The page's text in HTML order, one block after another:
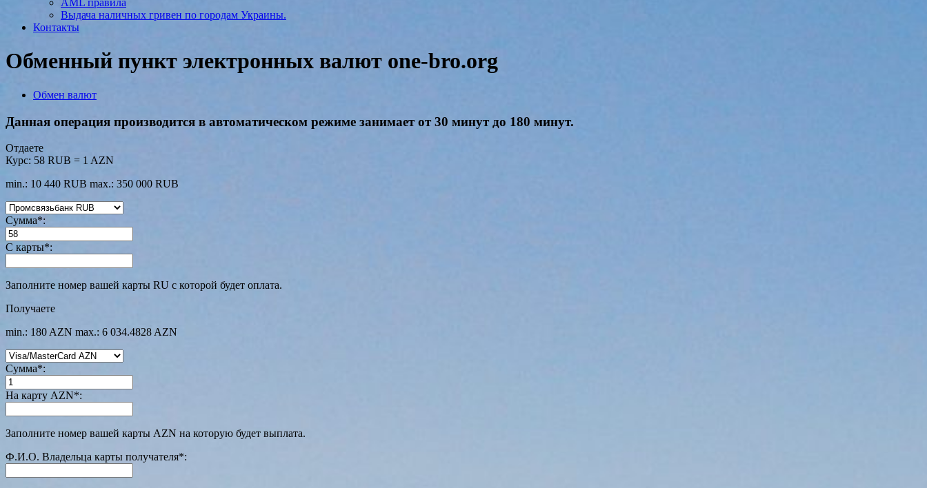
AML правила
Выдача наличных гривен по городам Украины.
Контакты
Обменный пункт электронных валют one-bro.org
Обмен валют
Данная операция производится в автоматическом режиме занимает от 30 минут до 180 минут.
Отдаете
Курс: 58 RUB = 1 AZN
min.: 10 440 RUB max.: 350 000 RUB
Сумма*:
С карты*:
Заполните номер вашей карты RU с которой будет оплата.
Получаете
min.: 180 AZN max.: 6 034.4828 AZN
Сумма*:
На карту AZN*:
Заполните номер вашей карты AZN на которую будет выплата.
Ф.И.О. Владельца карты получателя*: